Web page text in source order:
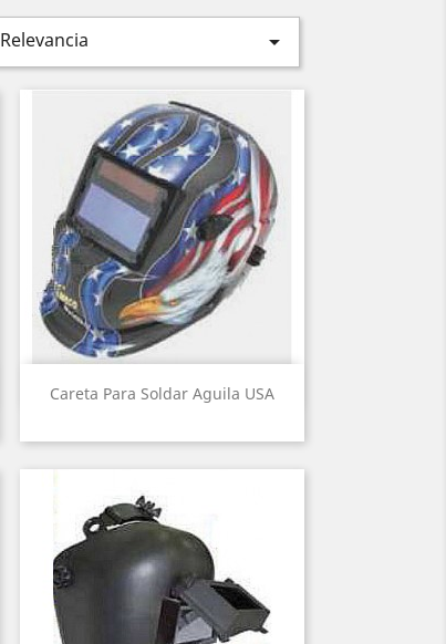
Relevancia 
Careta Para Soldar Aguila USA
Vista rápida